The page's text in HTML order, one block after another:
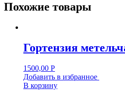
Похожие товары
Гортензия
1500,00 Р
Добавить в избранное
В корзину